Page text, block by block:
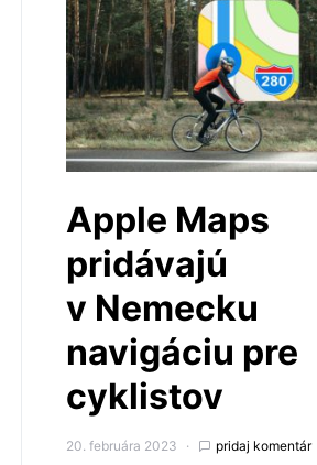
Apple Maps
pridávajú
v Nemecku
navigáciu pre
cyklistov
20. februára 2023 pridaj komentár